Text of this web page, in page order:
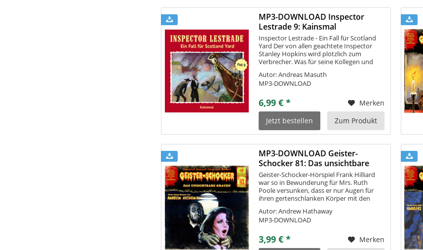
MP3-DOWNLOAD Inspector
Lestrade 9: Kainsmal
Inspector Lestrade - Ein Fall für Scotland
Yard Der von allen geachtete Inspector
Stanley Hopkins wird plötzlich zum
Verbrecher. Was für seine Kollegen und
scheint nun bittere Gewissheit. Lestrade...
Autor: Andreas Masuth
MP3-DOWNLOAD
6,99 € *
Merken
Jetzt bestellen
Zum Produkt
MP3-DOWNLOAD Geister-
Schocker 81: Das unsichtbare
Grauen
Geister-Schocker-Hörspiel Frank Hilliard
war so in Bewunderung für Mrs. Ruth
Poole versunken, dass er nur Augen für
ihren gertenschlanken Körper mit den
nicht auf, dass sie plötzlich im Satz...
Autor: Andrew Hathaway
MP3-DOWNLOAD
3,99 € *
Merken